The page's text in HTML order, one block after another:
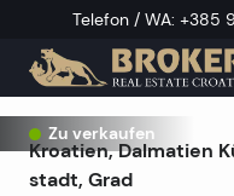
Telefon / WA: +385
Zu verkaufen
Exklusiv
Kroatien,Dalmatien
stadt, Grad